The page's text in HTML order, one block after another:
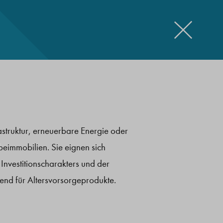
für Altersvorsorgeprodukte.